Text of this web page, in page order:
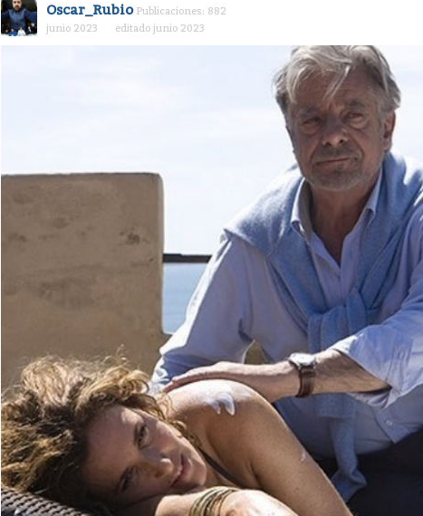
Oscar_Rubio Publicaciones: 882
junio 2023
editado junio 2023